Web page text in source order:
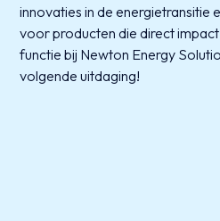
innovaties in de energietransitie
voor producten die direct
functie bij Newton Energy
volgende uitdaging!